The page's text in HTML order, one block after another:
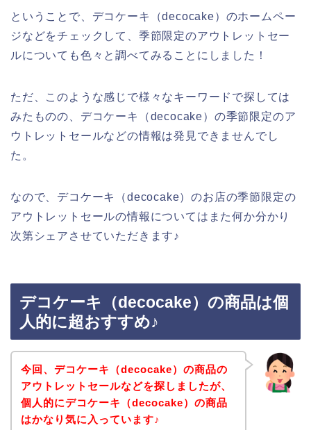
ということで、デコケーキ（decocake）のホームペー
ジなどをチェックして、季節限定のアウトレットセー
ルについても色々と調べてみることにしました！
ただ、このような感じで様々なキーワードで探しては
みたものの、デコケーキ（decocake）の季節限定のア
ウトレットセールなどの情報は発見できませんでし
た。
なので、デコケーキ（decocake）のお店の季節限定の
アウトレットセールの情報についてはまた何か分かり
次第シェアさせていただきます♪
デコケーキ（decocake）の商品は個
人的に超おすすめ♪
今回、デコケーキ（decocake）の商品の
アウトレットセールなどを探しましたが、
個人的にデコケーキ（decocake）の商品
はかなり気に入っています♪